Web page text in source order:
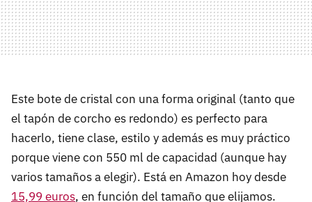
Este bote de cristal con una forma original (tanto que
el tapón de corcho es redondo) es perfecto para
hacerlo, tiene clase, estilo y además es muy práctico
porque viene con 550 ml de capacidad (aunque hay
varios tamaños a elegir). Está en Amazon hoy desde
15,99 euros, en función del tamaño que elijamos.